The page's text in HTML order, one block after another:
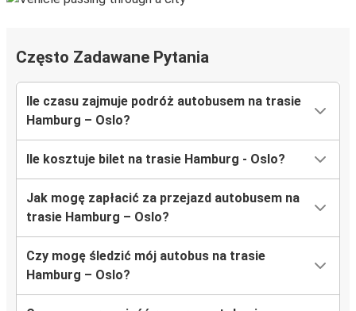
Często Zadawane Pytania
Ile czasu zajmuje podróż autobusem na trasie
Hamburg – Oslo?
Ile kosztuje bilet na trasie Hamburg - Oslo?
Jak mogę zapłacić za przejazd autobusem na
trasie Hamburg – Oslo?
Czy mogę śledzić mój autobus na trasie
Hamburg – Oslo?